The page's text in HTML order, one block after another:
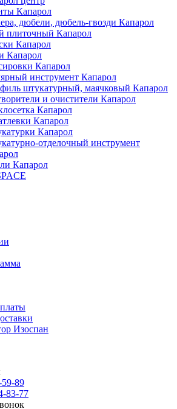
Капарол
дюбели, дюбель-гвозди Капарол
плиточный Капарол
Капарол
Капарол
Капарол
инструмент Капарол
штукатурный, маячковый Капарол
и очистители Капарол
Капарол
Капарол
Капарол
отделочный инструмент
Капарол
Изоспан
89
83-77